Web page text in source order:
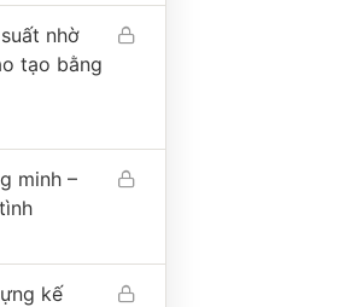
nhờ
tạo bằng
minh –
kế